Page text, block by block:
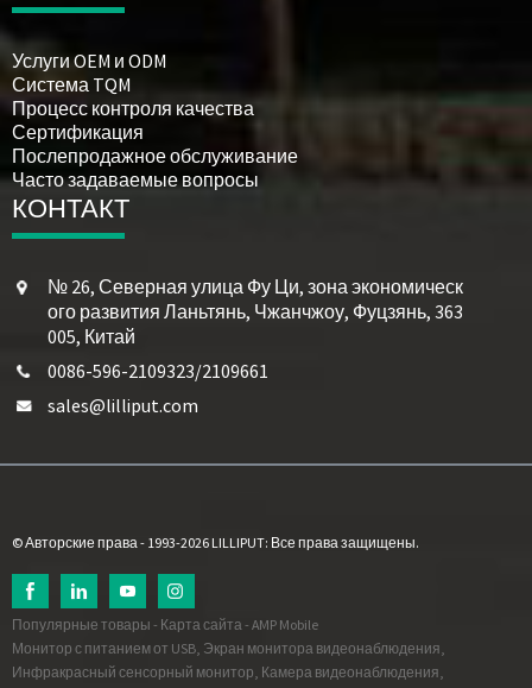
Услуги OEM и ODM
Система TQM
Процесс контроля качества
Сертификация
Послепродажное обслуживание
Часто задаваемые вопросы
КОНТАКТ
№ 26, Северная улица Фу Ци, зона экономическ
ого развития Ланьтянь, Чжанчжоу, Фуцзянь, 363
005, Китай
0086-596-2109323/2109661
sales@lilliput.com
© Авторские права - 1993-2026 LILLIPUT: Все права защищены.
Популярные товары - Карта сайта- AMP Mobile
Монитор с питанием от USB, Экран монитора видеонаблюдения,
Инфракрасный сенсорный монитор, Камера видеонаблюдения,